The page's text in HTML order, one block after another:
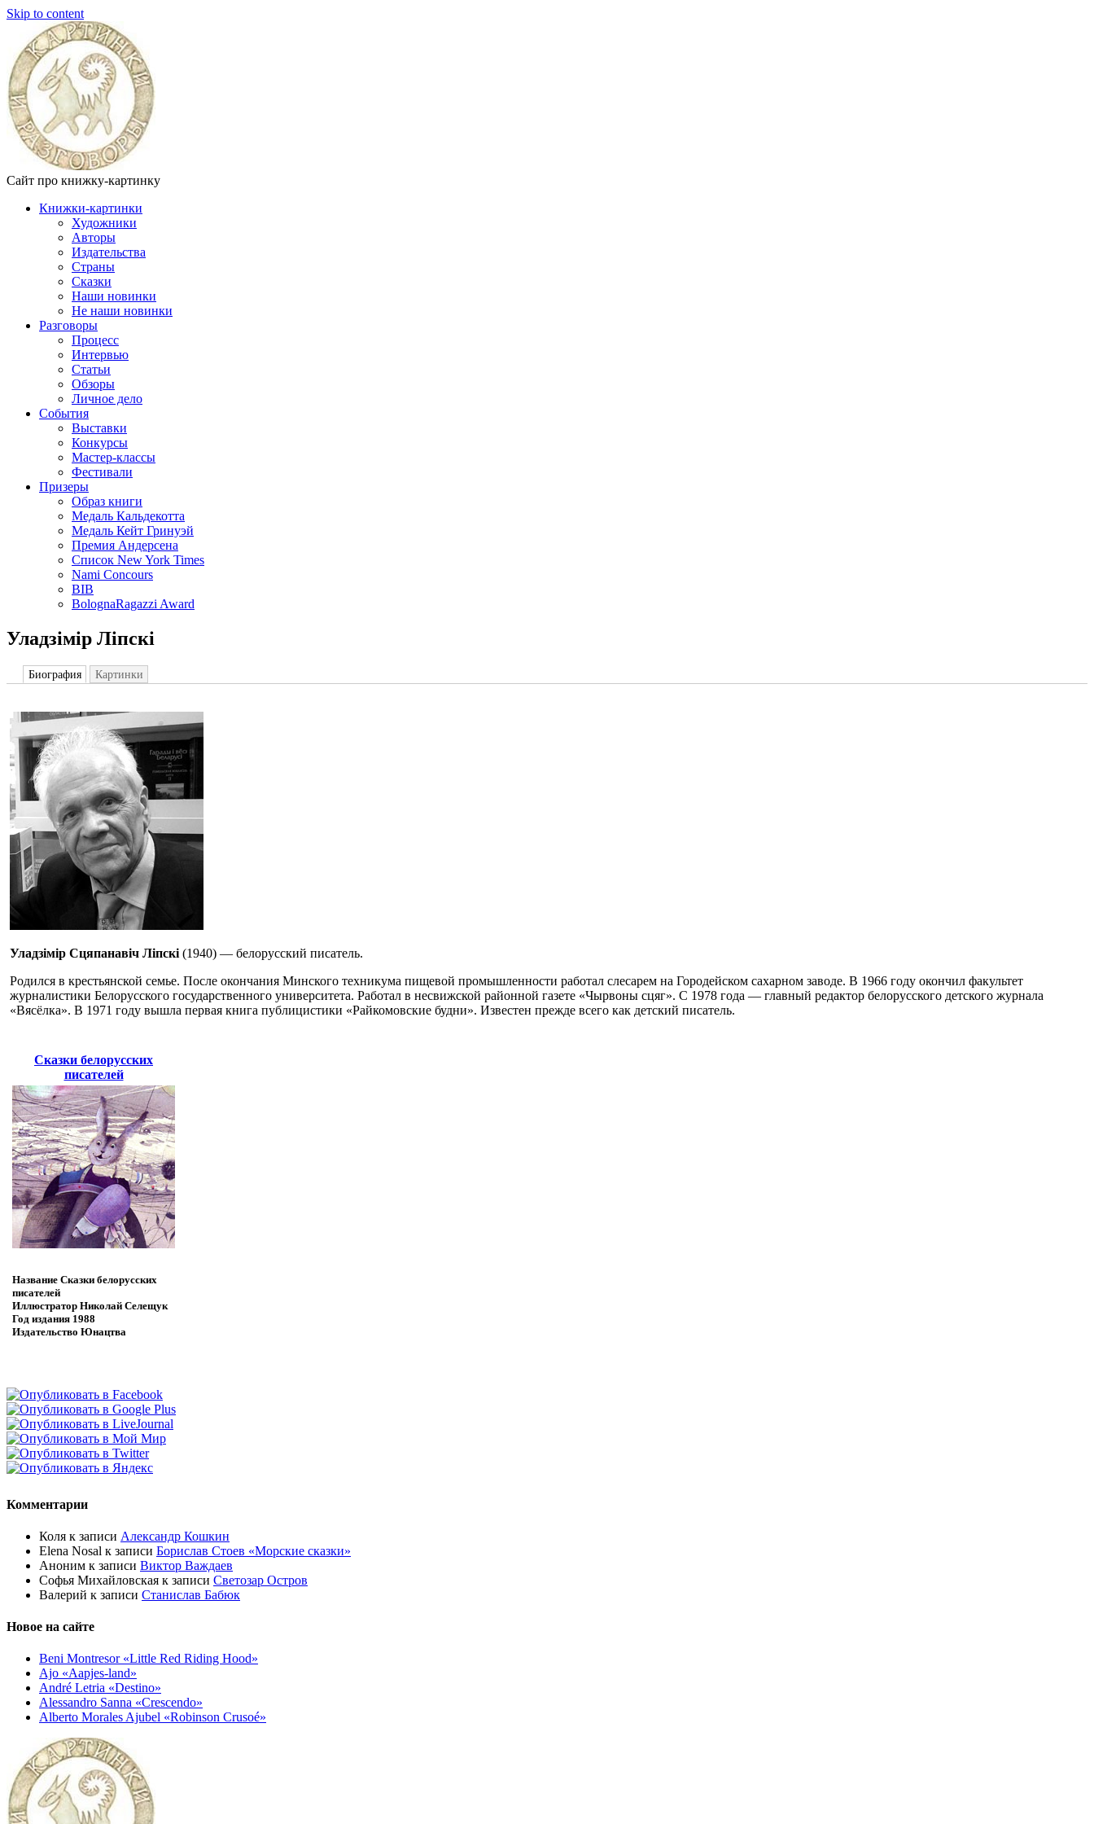
Skip to content
Сайт про книжку-картинку
Книжки-картинки
Художники
Авторы
Издательства
Страны
Сказки
Наши новинки
Не наши новинки
Разговоры
Процесс
Интервью
Статьи
Обзоры
Личное дело
События
Выставки
Конкурсы
Мастер-классы
Фестивали
Призеры
Образ книги
Медаль Кальдекотта
Медаль Кейт Гринуэй
Премия Андерсена
Список New York Times
Nami Concours
BIB
BolognaRagazzi Award
Уладзімір Ліпскі
Биография Картинки
Уладзімір Сцяпанавіч Ліпскі(1940) — белорусский писатель.
Родился в крестьянской семье. После окончания Минского техникума пищевой промышленности работал слесарем на Городейском сахарном заводе. В 1966 году окончил факультет
журналистики Белорусского государственного университета. Работал в несвижской районной газете «Чырвоны сцяг». С 1978 года — главный редактор белорусского детского журнала
«Вясёлка». В 1971 году вышла первая книга публицистики «Райкомовские будни». Известен прежде всего как детский писатель.
Сказки белорусских
писателей
Название Сказки белорусских
писателей
Иллюстратор Николай Селещук
Год издания 1988
Издательство Юнацтва
Комментарии
Коля к записи Александр Кошкин
Elena Nosal к записи Борислав Стоев «Морские сказки»
Аноним к записи Виктор Важдаев
Софья Михайловская к записи Светозар Остров
Валерий к записи Станислав Бабюк
Новое на сайте
Beni Montresor «Little Red Riding Hood»
Ajo «Aapjes-land»
André Letria «Destino»
Alessandro Sanna «Crescendo»
Alberto Morales Ajubel «Robinson Crusoé»